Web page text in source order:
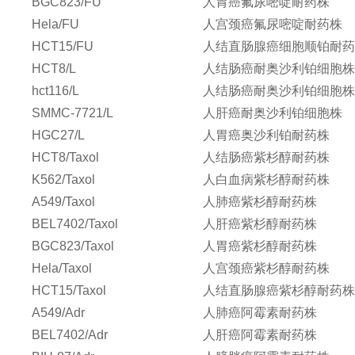
Hela/FU
人宫颈癌氟尿嘧啶耐药株
HCT15/FU
人结直肠腺癌细胞顺铂耐
HCT8/L
人结肠癌耐奥沙利铂细胞株
hct116/L
人结肠癌耐奥沙利铂细胞株
SMMC-7721/L
人肝癌耐奥沙利铂细胞株
HGC27/L
人胃癌奥沙利铂耐药株
HCT8/Taxol
人结肠癌紫杉醇耐药株
K562/Taxol
人白血病紫杉醇耐药株
A549/Taxol
人肺癌紫杉醇耐药株
BEL7402/Taxol
人肝癌紫杉醇耐药株
BGC823/Taxol
人胃癌紫杉醇耐药株
Hela/Taxol
人宫颈癌紫杉醇耐药株
HCT15/Taxol
人结直肠腺癌紫杉醇耐药株
A549/Adr
人肺癌阿霉素耐药株
BEL7402/Adr
人肝癌阿霉素耐药株